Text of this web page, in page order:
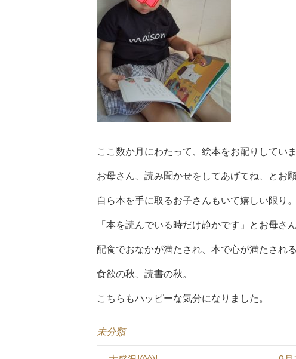
ここ数か月にわたって、絵本をお配りしていま
お母さん、読み聞かせをしてあげてね、とお
自ら本を手に取るお子さんもいて嬉しい限り。
「本を読んでいる時だけ静かです」とお母さん
配食でおなかが満たされ、本で心が満たされる
食欲の秋、読書の秋。
こちらもハッピーな気分になりました。
未分類